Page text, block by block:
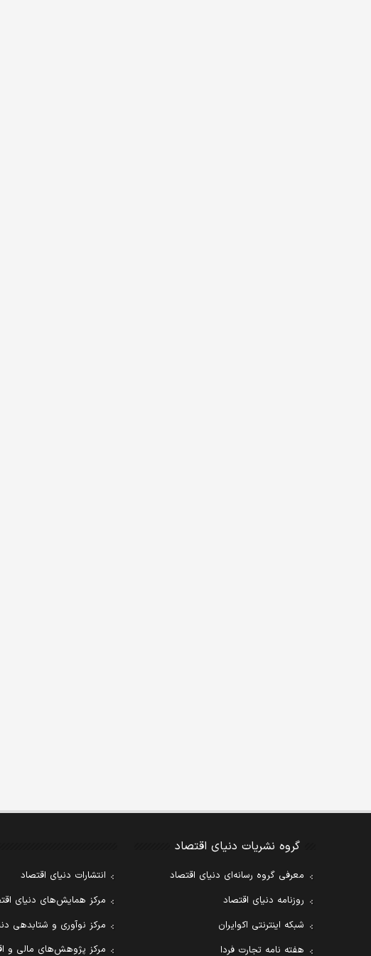
گروه نشریات دنیای اقتصاد
معرفی گروه رسانه‌ای دنیای اقتصاد
روزنامه دنیای اقتصاد
شبکه اینترنتی اکوایران
هفته نامه تجارت فردا
انتشارات دنیای اقتصاد
مرکز همایش‌های دنیای
مرکز نوآوری و شتابدهی
مرکز پژوهش‌های مالی و